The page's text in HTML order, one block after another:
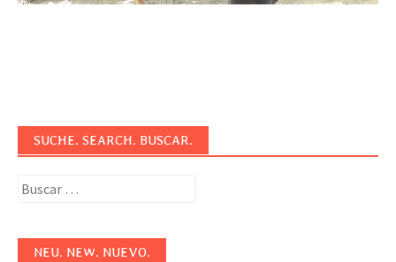
SUCHE. SEARCH. BUSCAR.
Buscar:
NEU. NEW. NUEVO.